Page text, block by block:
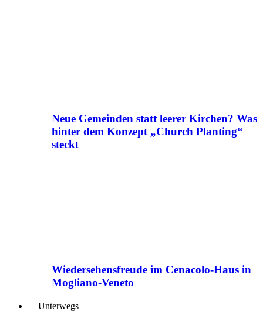
Neue Gemeinden statt leerer Kirchen? Was
hinter dem Konzept „Church Planting“
steckt
Wiedersehensfreude im Cenacolo-Haus in
Mogliano-Veneto
Unterwegs